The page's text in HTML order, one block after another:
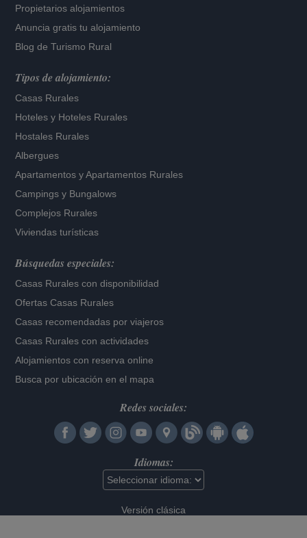
Propietarios alojamientos
Anuncia gratis tu alojamiento
Blog de Turismo Rural
Tipos de alojamiento:
Casas Rurales
Hoteles y Hoteles Rurales
Hostales Rurales
Albergues
Apartamentos yApartamentos Rurales
Campings y Bungalows
Complejos Rurales
Viviendas turísticas
Búsquedas especiales:
Casas Rurales con disponibilidad
Ofertas Casas Rurales
Casas recomendadas por viajeros
Casas Rurales con actividades
Alojamientos con reserva online
Busca por ubicación en el mapa
Redes sociales:
Idiomas:
Versión clásica